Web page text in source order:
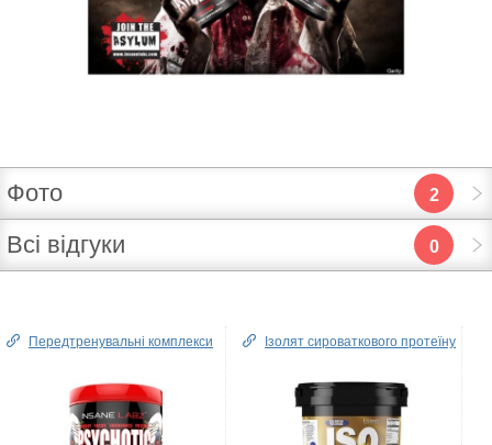
Фото 2
Всі відгуки 0
Передтренувальні комплекси Ізолят сироваткового протеїну